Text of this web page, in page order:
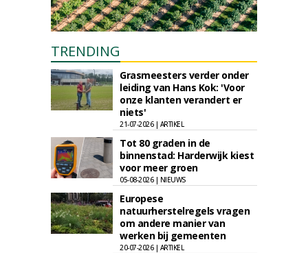
TRENDING
Grasmeesters verder onder
leiding van Hans Kok: 'Voor
onze klanten verandert er
niets'
21-07-2026 | ARTIKEL
Tot 80 graden in de
binnenstad: Harderwijk kiest
voor meer groen
05-08-2026 | NIEUWS
Europese
natuurherstelregels vragen
om andere manier van
werken bij gemeenten
20-07-2026 | ARTIKEL